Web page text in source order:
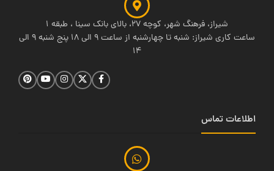
شیراز، فرهنگ شهر، کوچه 27، بالای بانک سینا ، طبقه 1
ساعت کاری شیراز: شنبه تا چهارشنبه از ساعت 9 الی 18 پنج شنبه 9 الی
14
اطلاعات تماس